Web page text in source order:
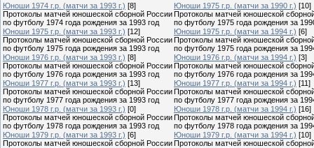
Юноши 1974 г.р. (матчи за 1993 г.) [8]
Протоколы матчей юношеской сборной России
по футболу 1974 года рождения за 1993 год
Юноши 1975 г.р. (матчи за 1990 г.) [10]
Протоколы матчей юношеской
по футболу 1975 года рождения за
Юноши 1975 г.р. (матчи за 1993 г.) [12]
Протоколы матчей юношеской сборной России
по футболу 1975 года рождения за 1993 год
Юноши 1975 г.р. (матчи за 1994 г.) [6]
Протоколы матчей юношеской
по футболу 1975 года рождения за
Юноши 1976 г.р. (матчи за 1993 г.) [8]
Протоколы матчей юношеской сборной России
по футболу 1976 года рождения за 1993 год
Юноши 1976 г.р. (матчи за 1994 г.) [3]
Протоколы матчей юношеской
по футболу 1976 года рождения за
Юноши 1977 г.р. (матчи за 1993 г.) [13]
Протоколы матчей юношеской сборной России
по футболу 1977 года рождения за 1993 год
Юноши 1977 г.р. (матчи за 1994 г.) [11]
Протоколы матчей юношеской
по футболу 1977 года рождения за
Юноши 1978 г.р. (матчи за 1993 г.) [0]
Протоколы матчей юношеской сборной России
по футболу 1978 года рождения за 1993 год
Юноши 1978 г.р. (матчи за 1994 г.) [16]
Протоколы матчей юношеской
по футболу 1978 года рождения за
Юноши 1979 г.р. (матчи за 1993 г.) [6]
Протоколы матчей юношеской сборной России
Юноши 1979 г.р. (матчи за 1994 г.) [10]
Протоколы матчей юношеской